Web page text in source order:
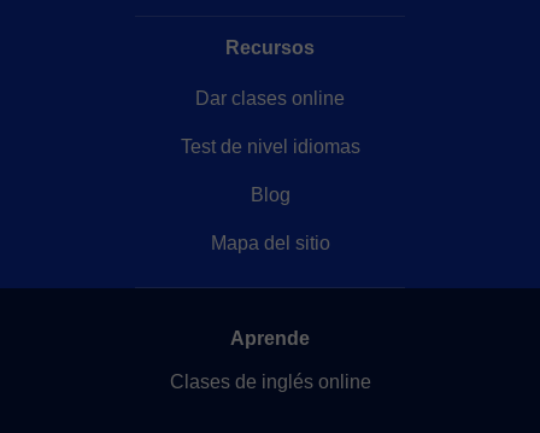
Recursos
Dar clases online
Test de nivel idiomas
Blog
Mapa del sitio
Aprende
Clases de inglés online